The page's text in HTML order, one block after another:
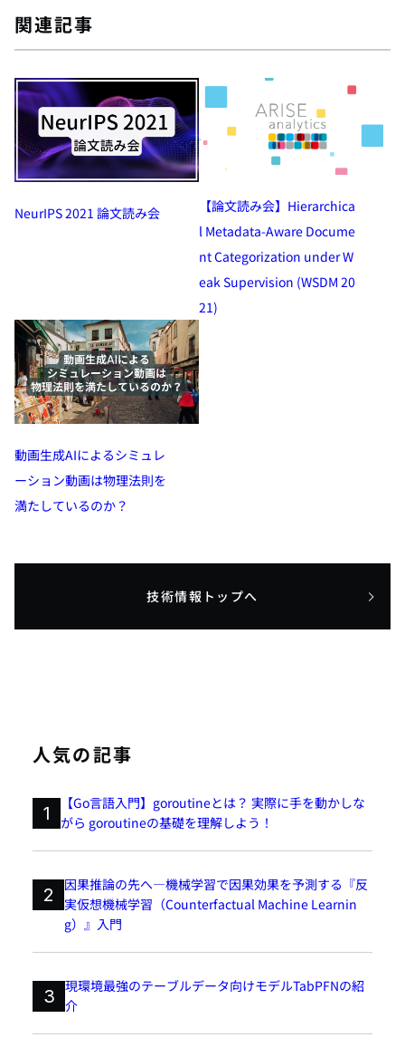
関連記事
NeurIPS 2021 論文読み会
【論文読み会】Hierarchica
l Metadata-Aware Docume
nt Categorization under W
eak Supervision​ (WSDM 20
21)​
動画生成AIによるシミュレ
ーション動画は物理法則を
満たしているのか？
技術情報トップへ
人気の記事
1
【Go言語入門】goroutineとは？ 実際に手を動かしな
がら goroutineの基礎を理解しよう！
2
因果推論の先へ―機械学習で因果効果を予測する『反
実仮想機械学習（Counterfactual Machine Learnin
g）』入門
3 現環境最強のテーブルデータ向けモデルTabPFNの紹
介